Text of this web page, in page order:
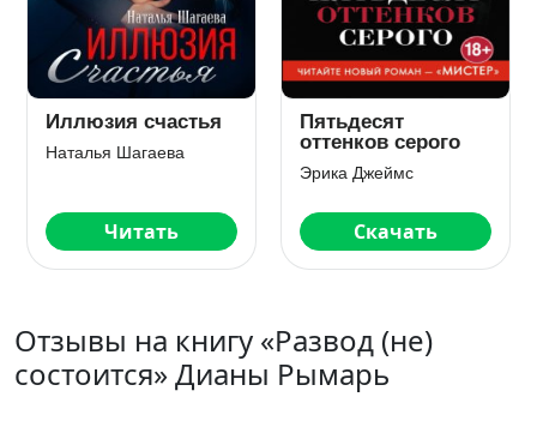
Иллюзия счастья
Наталья Шагаева
Читать
Пятьдесят
оттенков серого
Эрика Джеймс
Скачать
Отзывы на книгу «Развод (не)
состоится» Дианы Рымарь